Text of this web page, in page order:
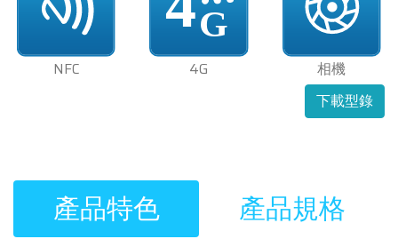
NFC 4G
相機
下載型錄
產品特色 產品規格